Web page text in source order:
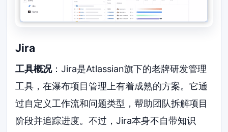
Jira
工具概况：Jira是Atlassian旗下的老牌研发管理
工具，在瀑布项目管理上有着成熟的方案。它通
过自定义工作流和问题类型，帮助团队拆解项目
阶段并追踪进度。不过，Jira本身不自带知识